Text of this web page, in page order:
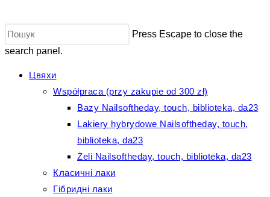
Press Escape to close the
search panel.
Цвяхи
Współpraca (przy zakupie od 300 zł)
Bazy Nailsoftheday, touch, biblioteka, da23
Lakiery hybrydowe Nailsoftheday, touch,
biblioteka, da23
Żeli Nailsoftheday, touch, biblioteka, da23
Класичні лаки
Гібридні лаки